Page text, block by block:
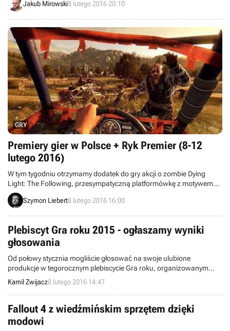
do czynienia z naprawdę solidnym tytułem.
Jakub Mirowski8 lutego 2016 20:10
GRY
Premiery gier w Polsce + Ryk Premier (8-12
lutego 2016)
W tym tygodniu otrzymamy dodatek do gry akcji o zombie Dying
Light: The Following, przesympatyczną platformówkę z motywem
włóczki Unravel, a także przygodówkę o leśniku Firewatch.
Szymon Liebert8 lutego 2016 16:00
Plebiscyt Gra roku 2015 - ogłaszamy wyniki
głosowania
Od połowy stycznia mogliście głosować na swoje ulubione
produkcje w tegorocznym plebiscycie Gra roku, organizowanym
przez serwis GRY-OnLine.pl. Walka rozgrywała się w dwóch
głównych kategoriach - Gra roku 2015 i Najbardziej oczekiwana gra
2016 roku - w których nominowanych było po 50 produkcji. Dziś
pragniemy ujawnić wyniki.
Kamil Zwijacz8 lutego 2016 14:47
Fallout 4 z wiedźmińskim sprzętem dzięki
modowi